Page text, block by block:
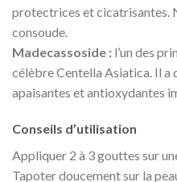
protectrices et cicatrisantes.
consoude.
Madecassoside : l’un des
célèbre Centella Asiatica. Il a
apaisantes et antioxydantes
Conseils d’utilisation
Appliquer 2 à 3 gouttes sur
Tapoter doucement sur la